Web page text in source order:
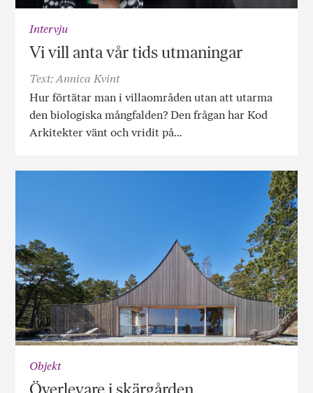
Intervju
Vi vill anta vår tids utmaningar
Text: Annica Kvint
Hur förtätar man i villaområden utan att utarma
den biologiska mångfalden? Den frågan har Kod
Arkitekter vänt och vridit på…
Objekt